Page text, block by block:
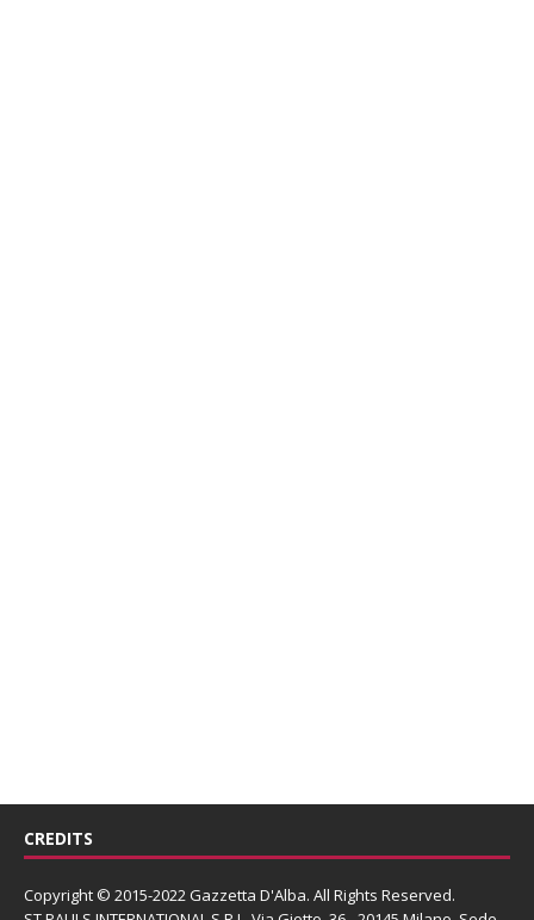
CREDITS
Copyright © 2015-2022 Gazzetta D'Alba. All Rights Reserved.